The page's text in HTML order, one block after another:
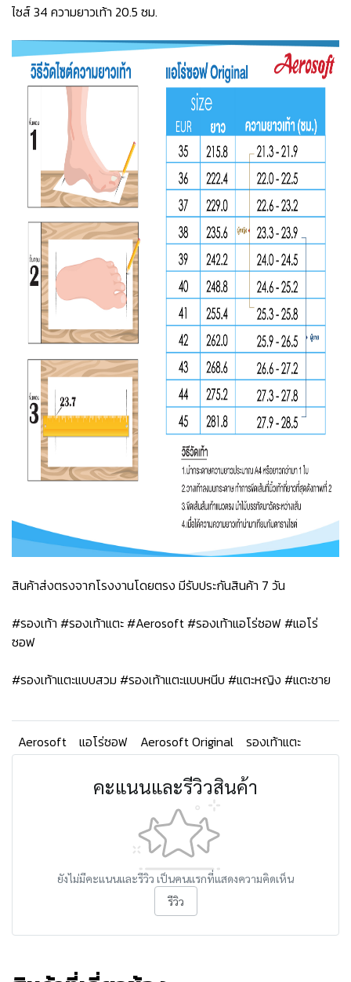
ไซส์ 34 ความยาวเท้า 20.5 ซม.
สินค้าส่งตรงจากโรงงานโดยตรง มีรับประกันสินค้า 7 วัน
#รองเท้า #รองเท้าแตะ #Aerosoft #รองเท้าแอโร่ซอฟ #แอโร่
ซอฟ
#รองเท้าแตะแบบสวม #รองเท้าแตะแบบหนีบ #แตะหญิง #แตะชาย
Aerosoft แอโร่ซอฟ Aerosoft Original รองเท้าแตะ
คะแนนและรีวิวสินค้า
ยังไม่มีคะแนนและรีวิว เป็นคนแรกที่แสดงความคิดเห็น
รีวิว